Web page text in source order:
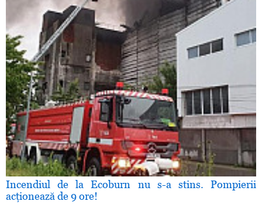
Incendiul de la Ecoburn nu s-a stins. Pompierii
acţionează de 9 ore!